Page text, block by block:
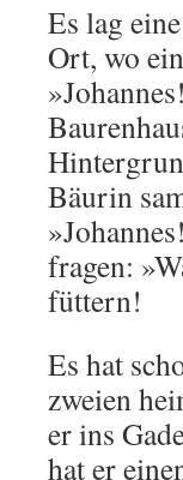
Es lag
Ort, wo
Bäurin
fragen:
füttern!
Es hat
zweien
er ins
hat er